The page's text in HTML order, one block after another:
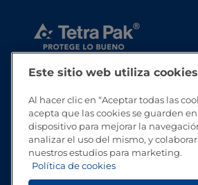
Este sitio web utiliza cookies
Al hacer clic en “Aceptar todas las
acepta que las cookies se guarden en
dispositivo para mejorar la
analizar el uso del mismo, y
nuestros estudios para marketing.
Política de cookies